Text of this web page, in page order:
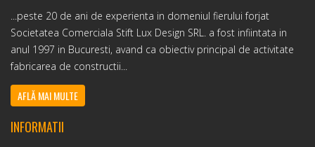
...peste 20 de ani de experienta in domeniul fierului forjat
Societatea Comerciala Stift Lux Design SRL. a fost infiintata in
anul 1997 in Bucuresti, avand ca obiectiv principal de activitate
fabricarea de constructii...
AFLĂ MAI MULTE
INFORMATII